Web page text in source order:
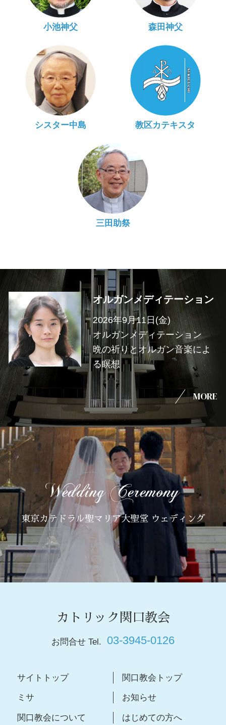
小池神父 森田神父
シスター中島 教区カテキスタ
三田助祭
オルガンメディテーション
2026年9月11日(金)
オルガンメディテーション
晩の祈りとオルガン音楽によ
る瞑想
MORE
東京カテドラル聖マリア大聖堂 ウェディング
カトリック関口教会
お問合せ Tel. 03-3945-0126
サイトトップ 関口教会トップ
ミサ お知らせ
関口教会について はじめての方へ